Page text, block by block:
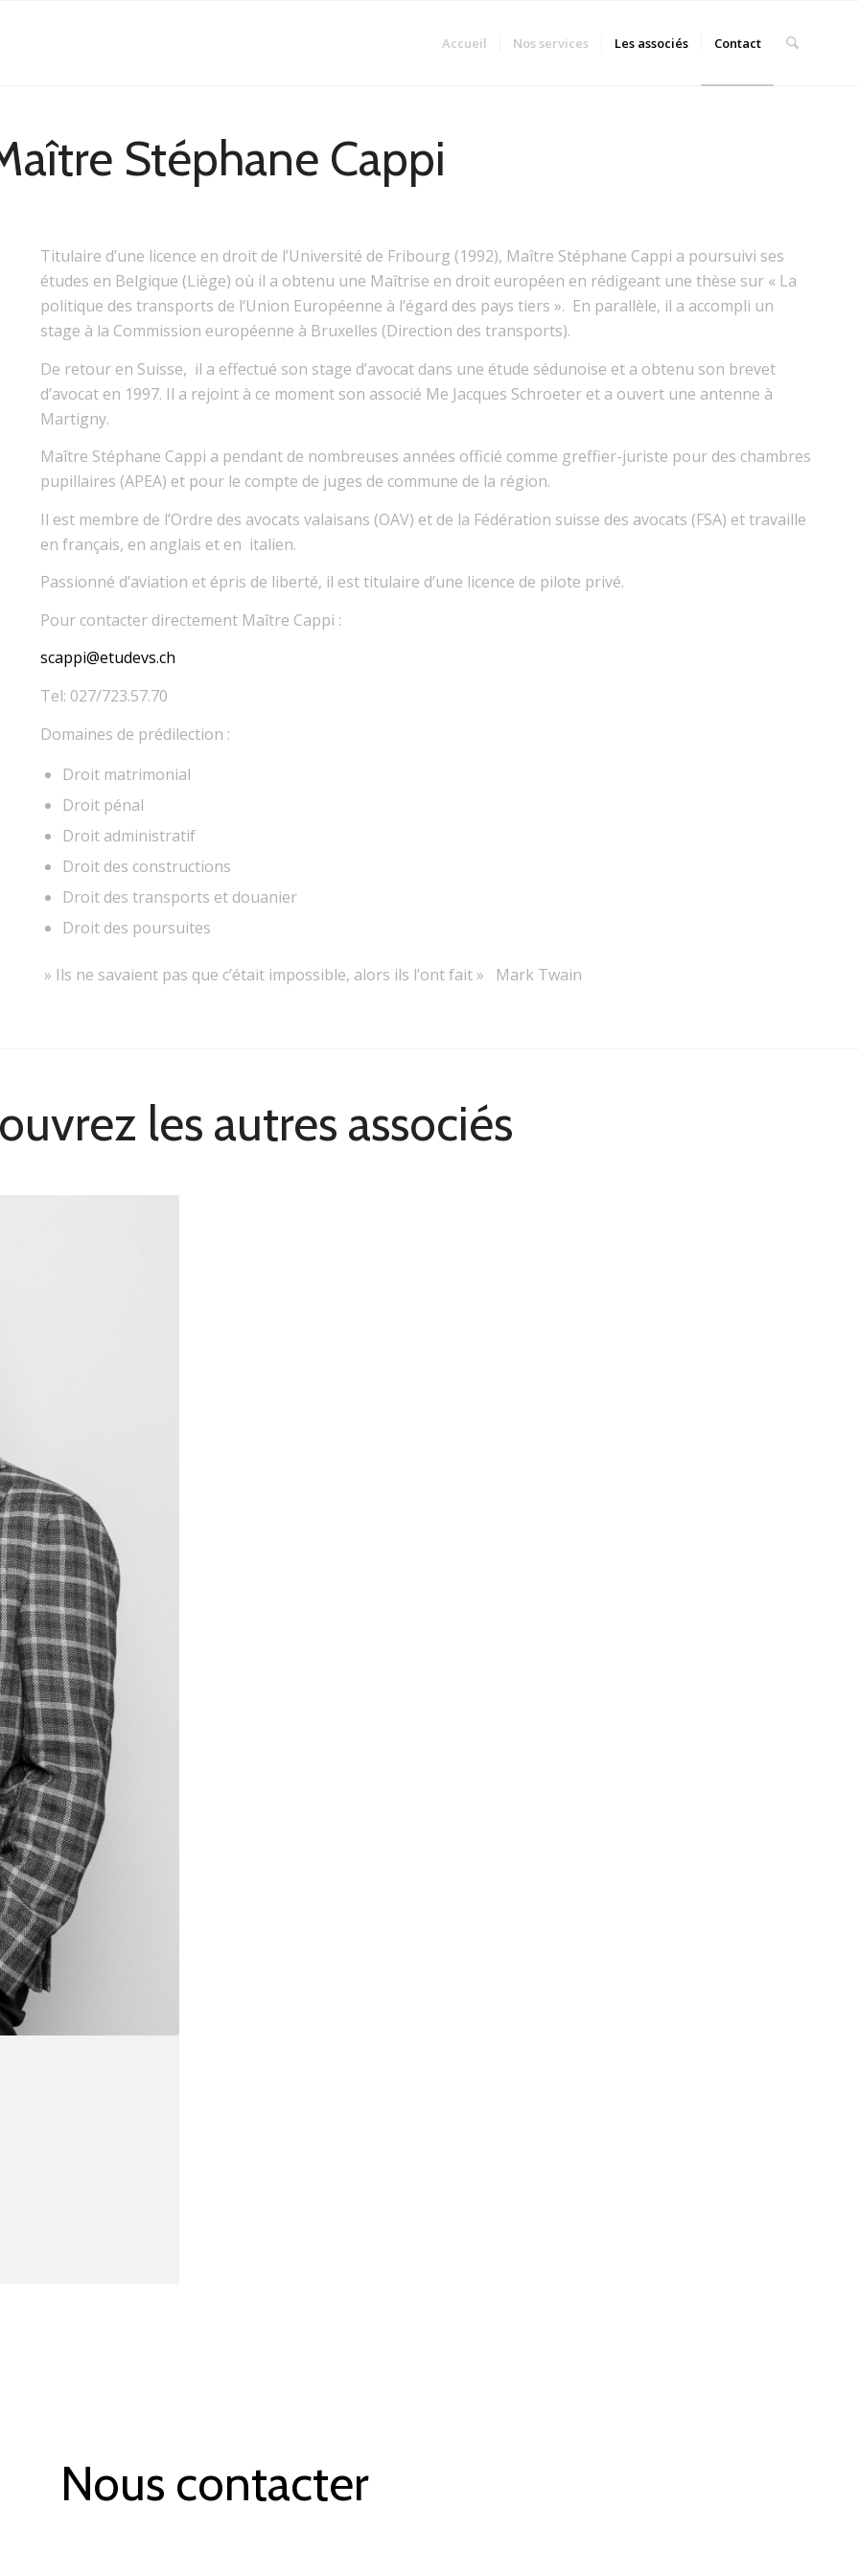
Accueil Nos services Les associés Contact
Stéphane Cappi
Titulaire d’une licence en droit de l’Université de Fribourg (1992), Maître Stéphane Cappi a poursuivi ses
études en Belgique (Liège) où il a obtenu une Maîtrise en droit européen en rédigeant une thèse sur « La
politique des transports de l‘Union Européenne à l’égard des pays tiers ». En parallèle, il a accompli un
stage à la Commission européenne à Bruxelles (Direction des transports).
De retour en Suisse, il a effectué son stage d’avocat dans une étude sédunoise et a obtenu son brevet
d’avocat en 1997. Il a rejoint à ce moment son associé Me Jacques Schroeter et a ouvert une antenne à
Martigny.
Maître Stéphane Cappi a pendant de nombreuses années officié comme greffier-juriste pour des chambres
pupillaires (APEA) et pour le compte de juges de commune de la région.
Il est membre de l’Ordre des avocats valaisans (OAV) et de la Fédération suisse des avocats (FSA) et travaille
en français, en anglais et en italien.
Passionné d’aviation et épris de liberté, il est titulaire d’une licence de pilote privé.
Pour contacter directement Maître Cappi :
scappi@etudevs.ch
Tel: 027/723.57.70
Domaines de prédilection :
Droit matrimonial
Droit pénal
Droit administratif
Droit des constructions
Droit des transports et douanier
Droit des poursuites
» Ils ne savaient pas que c’était impossible, alors ils l’ont fait » Mark Twain
les autres associés
Nous contacter